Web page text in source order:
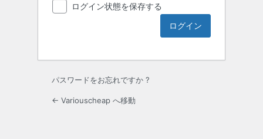
ログイン状態を保存する
パスワードをお忘れですか ?
← Variouscheap へ移動